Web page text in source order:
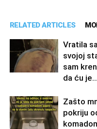
RELATED ARTICLES
Vratila
svojoj
sam
da ću je...
Zašto
pokriju